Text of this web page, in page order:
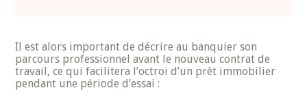
Il est alors important de décrire au banquier son
parcours professionnel avant le nouveau contrat de
travail, ce qui facilitera l’octroi d’un prêt immobilier
pendant une période d’essai :